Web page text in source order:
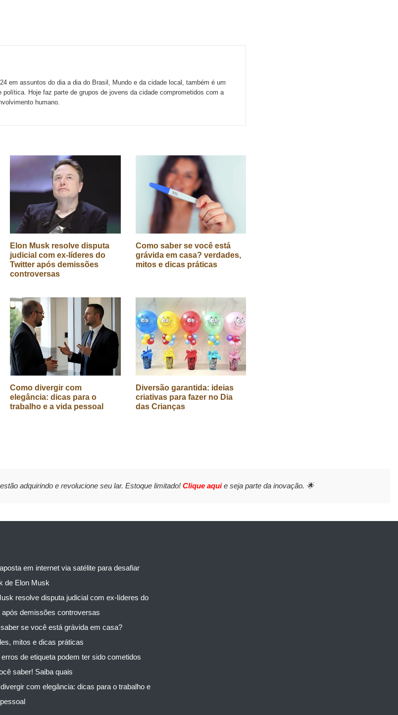
em assuntos do dia a dia do Brasil, Mundo e da cidade local, também é um
política. Hoje faz parte de grupos de jovens da cidade comprometidos com a
humano.
Elon Musk resolve disputa
judicial com ex-líderes do
Twitter após demissões
controversas
Como saber se você está
grávida em casa? verdades,
mitos e dicas práticas
Como divergir com
elegância: dicas para o
trabalho e a vida pessoal
Diversão garantida: ideias
criativas para fazer no Dia
das Crianças
adquirindo e revolucione seu lar. Estoque limitado! Clique aquie seja parte da inovação. 🌟
em internet via satélite para desafiar
de Elon Musk
resolve disputa judicial com ex-líderes do
após demissões controversas
se você está grávida em casa?
mitos e dicas práticas
de etiqueta podem ter sido cometidos
saber! Saiba quais
com elegância: dicas para o trabalho e